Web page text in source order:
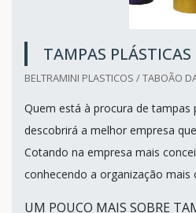
TAMPAS
BELTRAMINI PLASTICOS / TABOÃO
Quem está à procura de tampas
descobrirá a melhor empresa
Cotando na empresa mais
conhecendo a organização
UM POUCO MAIS SOBRE